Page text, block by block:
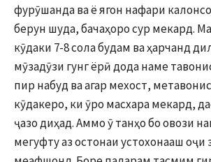
фурӯшанда ва ё ягон нафари
берун шуда, бачаҳоро сур мекард.
кӯдаки 7-8 сола будам ва ҳарчанд
мӯзадӯзи гунг ёрӣ дода наме
пир набуд ва агар мехост,
кӯдакеро, ки ӯро масхара мекард,
ҷазо диҳад. Аммо ӯ танҳо бо овози
мегуфту аз остонаи устохонааш оҷи